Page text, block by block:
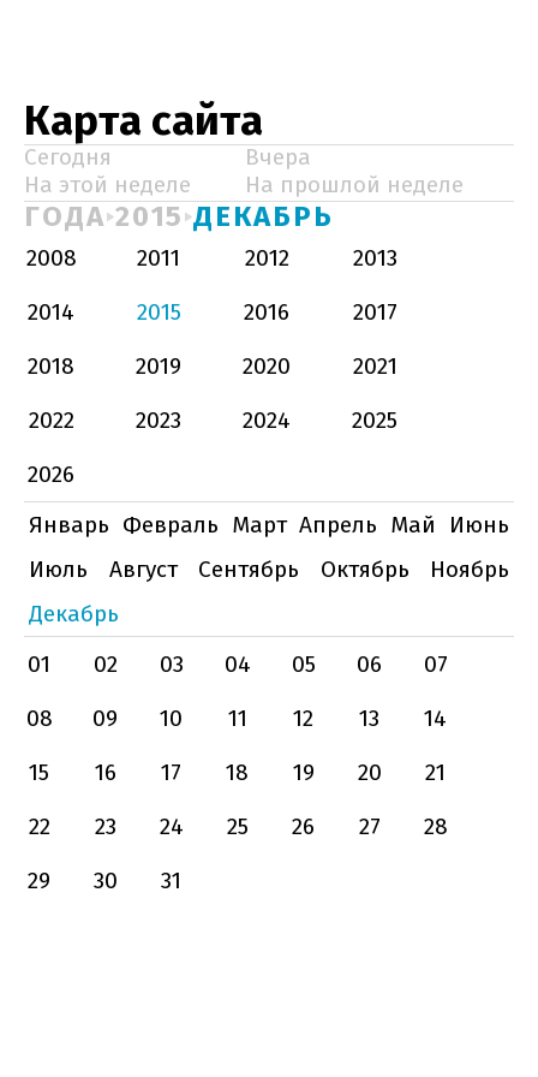
Карта сайта
Сегодня
Вчера
На этой неделе
На прошлой неделе
ГОДА 2015 ДЕКАБРЬ
2008 2011 2012
2013
2014
2015 2016
2017
2018
2019 2020
2021
2022
2023 2024
2025
2026
Январь Февраль Март Апрель Май
Июнь
Июль
Август Сентябрь Октябрь
Ноябрь
Декабрь
01
02 03 04 05 06
07
08
09 10 11 12 13
14
15
16 17 18 19 20
21
22
23 24 25 26 27
28
29
30 31